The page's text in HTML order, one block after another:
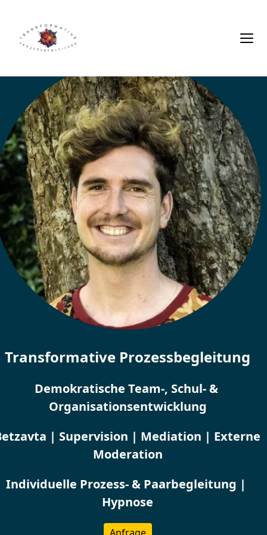
Transformative Prozessbegleitung
Demokratische Team-, Schul- &
Organisationsentwicklung
| Supervision | Mediation | Externe
Moderation
Individuelle Prozess- & Paarbegleitung |
Hypnose